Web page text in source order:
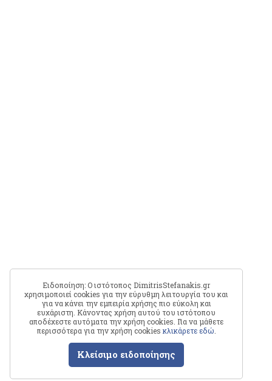
Ειδοποίηση: Ο ιστότοπος DimitrisStefanakis.gr
χρησιμοποιεί cookies για την εύρυθμη λειτουργία του και
για να κάνει την εμπειρία χρήσης πιο εύκολη και
ευχάριστη. Κάνοντας χρήση αυτού του ιστότοπου
αποδέχεστε αυτόματα την χρήση cookies. Για να μάθετε
περισσότερα για την χρήση cookies κλικάρετε εδώ.
Κλείσιμο ειδοποίησης